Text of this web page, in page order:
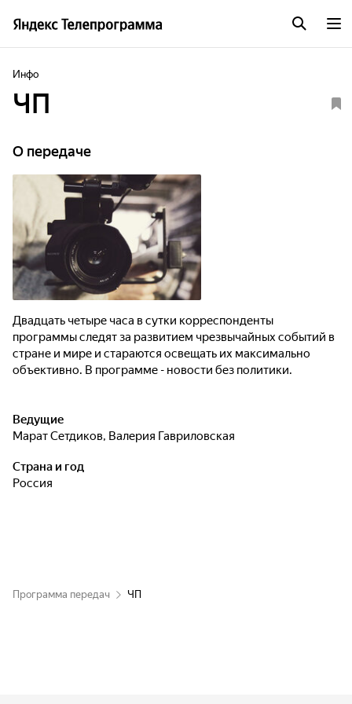
Инфо
ЧП
О передаче
Двадцать четыре часа в сутки корреспонденты
программы следят за развитием чрезвычайных событий в
стране и мире и стараются освещать их максимально
объективно. В программе - новости без политики.
Ведущие
Марат Сетдиков, Валерия Гавриловская
Страна и год
Россия
Программа передач ЧП